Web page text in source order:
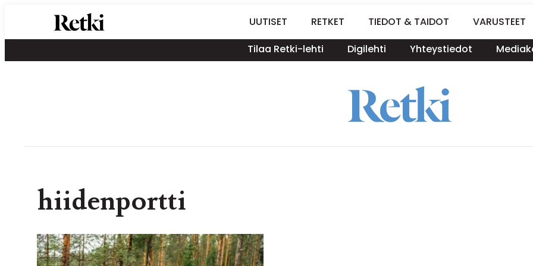
sisältöön
Retki-lehti
Retkeily,
vaellus,
UUTISET RETKET TIEDOT & TAIDOT VARUSTEET
Tilaa Retki-lehti
Digilehti Yhteystiedot
hiidenportti